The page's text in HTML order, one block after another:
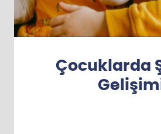
Çocuklarda